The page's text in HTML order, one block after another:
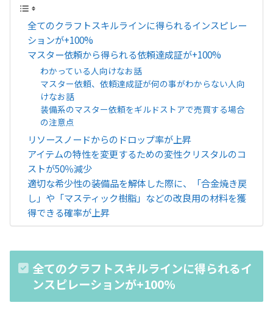
全てのクラフトスキルラインに得られるインスピレー
ションが+100%
マスター依頼から得られる依頼達成証が+100%
わかっている人向けなお話
マスター依頼、依頼達成証が何の事がわからない人向
けなお話
装備系のマスター依頼をギルドストアで売買する場合
の注意点
リソースノードからのドロップ率が上昇
アイテムの特性を変更するための変性クリスタルのコ
ストが50％減少
適切な希少性の装備品を解体した際に、「合金焼き戻
し」や「マスティック樹脂」などの改良用の材料を獲
得できる確率が上昇
全てのクラフトスキルラインに得られるイ
ンスピレーションが+100%